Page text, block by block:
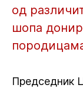
од
шопа
Председник